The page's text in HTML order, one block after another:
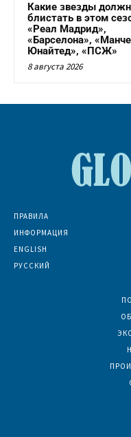
Какие звезды
блистать в этом
«Реал Мадрид»,
«Барселона»,
Юнайтед», «ПСЖ»
8 августа 2026
ПРАВИЛА
ИНФОРМАЦИЯ
ENGLISH
РУССКИЙ